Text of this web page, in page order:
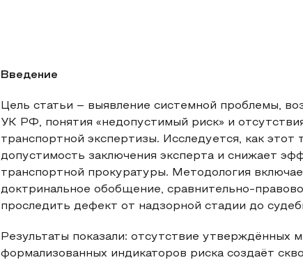
Введение
Цель статьи – выявление системной проблемы,
УК РФ, понятия «недопустимый риск» и
транспортной экспертизы. Исследуется, как
допустимость заключения эксперта и снижает
транспортной прокуратуры. Методология
доктринальное обобщение, сравнительно-
проследить дефект от надзорной стадии до
Результаты показали: отсутствие утверждённых
формализованных индикаторов риска создаёт